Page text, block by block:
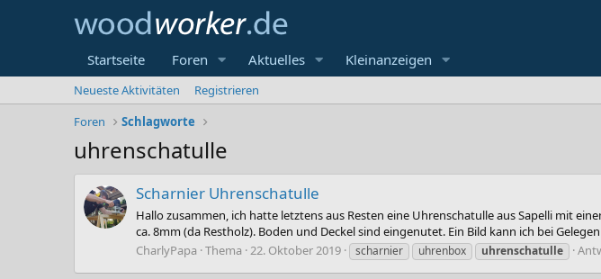
Startseite Foren Aktuelles Kleinanzeigen
Neueste Aktivitäten
Registrieren
Foren
Schlagworte
uhrenschatulle
Scharnier Uhrenschatulle
Hallo zusammen, ich hatte letztens aus Resten eine Uhrenschatulle aus Sapelli mit
ca. 8mm (da Restholz). Boden und Deckel sind eingenutet. Ein Bild kann ich bei
CharlyPapa Thema 22. Oktober 2019 scharnier uhrenbox uhrenschatulle